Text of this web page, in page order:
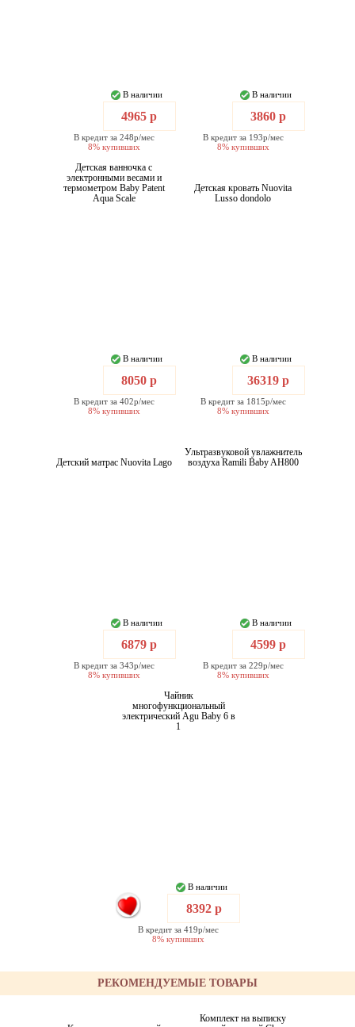
В наличии
4965 р
В кредит за 248р/мес
8% купивших
В наличии
3860 р
В кредит за 193р/мес
8% купивших
Детская ванночка с
электронными весами и
термометром Baby Patent
Aqua Scale
В наличии
8050 р
В кредит за 402р/мес
8% купивших
Детская кровать Nuovita
Lusso dondolo
В наличии
36319 р
В кредит за 1815р/мес
8% купивших
Детский матрас Nuovita Lago
В наличии
6879 р
В кредит за 343р/мес
8% купивших
Ультразвуковой увлажнитель
воздуха Ramili Baby AH800
В наличии
4599 р
В кредит за 229р/мес
8% купивших
Чайник
многофункциональный
электрический Agu Baby 6 в
1
В наличии
8392 р
В кредит за 419р/мес
8% купивших
РЕКОМЕНДУЕМЫЕ ТОВАРЫ
Комплект на выписку